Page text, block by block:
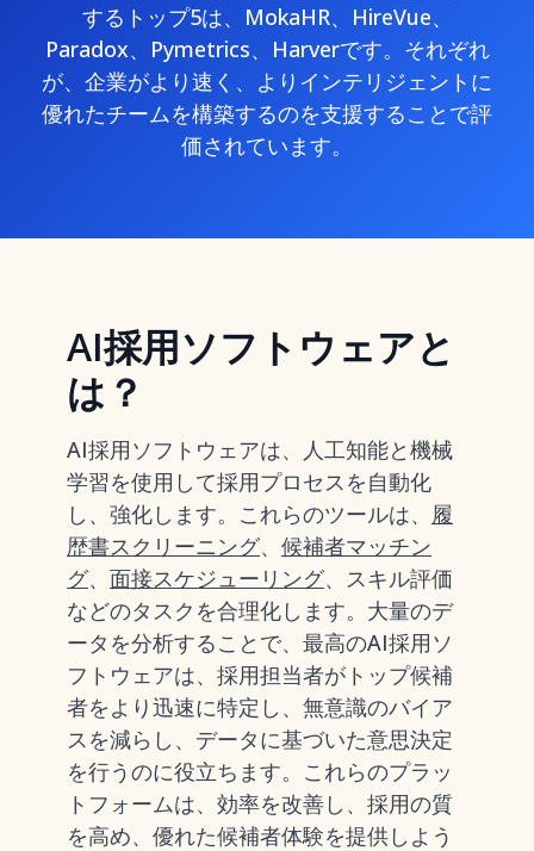
するトップ5は、MokaHR、HireVue、
Paradox、Pymetrics、Harverです。それぞれ
が、企業がより速く、よりインテリジェントに
優れたチームを構築するのを支援することで評
価されています。
AI採用ソフトウェアと
は？
AI採用ソフトウェアは、人工知能と機械
学習を使用して採用プロセスを自動化
し、強化します。これらのツールは、 履
歴書スクリーニング、 候補者マッチン
グ、 面接スケジューリング、スキル評価
などのタスクを合理化します。大量のデ
ータを分析することで、最高のAI採用ソ
フトウェアは、採用担当者がトップ候補
者をより迅速に特定し、無意識のバイア
スを減らし、データに基づいた意思決定
を行うのに役立ちます。これらのプラッ
トフォームは、効率を改善し、採用の質
を高め、優れた候補者体験を提供しよう